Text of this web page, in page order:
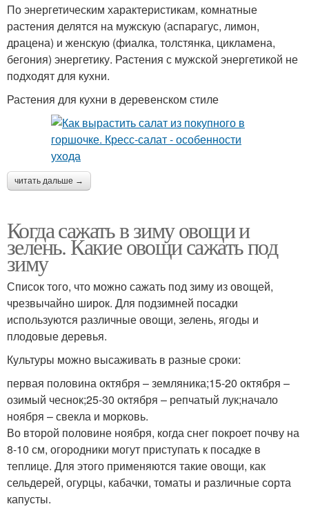
По энергетическим характеристикам, комнатные
растения делятся на мужскую (аспарагус, лимон,
драцена) и женскую (фиалка, толстянка, цикламена,
бегония) энергетику. Растения с мужской энергетикой не
подходят для кухни.
Растения для кухни в деревенском стиле
читать дальше →
Когда сажать в зиму овощи и
зелень. Какие овощи сажать под
зиму
Список того, что можно сажать под зиму из овощей,
чрезвычайно широк. Для подзимней посадки
используются различные овощи, зелень, ягоды и
плодовые деревья.
Культуры можно высаживать в разные сроки:
первая половина октября – земляника;15-20 октября –
озимый чеснок;25-30 октября – репчатый лук;начало
ноября – свекла и морковь.
Во второй половине ноября, когда снег покроет почву на
8-10 см, огородники могут приступать к посадке в
теплице. Для этого применяются такие овощи, как
сельдерей, огурцы, кабачки, томаты и различные сорта
капусты.